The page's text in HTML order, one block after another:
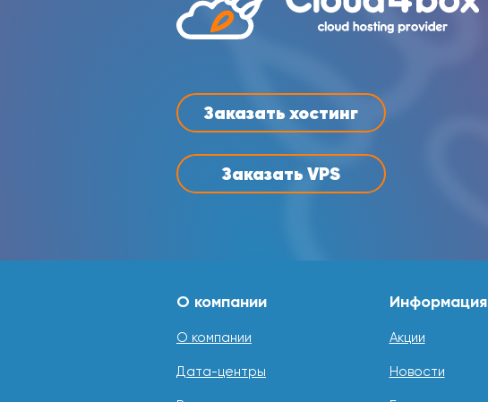
Заказать хостинг
Заказать VPS
О компании
О компании
Дата-центры
Информация
Акции
Новости